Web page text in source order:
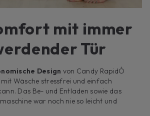
mit immer
Tür
Design von Candy RapidÓ
Wäsche stressfrei und einfach
Das Be- und Entladen sowie das
war noch nie so leicht und